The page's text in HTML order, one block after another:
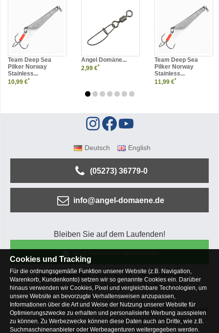
Team Deep Sea
Pilker Norway
Stainless...
10,99 €*
Angel Domäne...
2,99 €*
Team Deep Sea
Pilker Norway
Stainless...
11,99 €*
Deutsch English
(05273) 36779-0
info@angel-domaene.de
Bleiben Sie auf dem Laufenden!
Kundenservice Mein Konto
Versandkosten
Zahlungsarten
Rücksendung
Kaufberatung
Häufige Fragen
Über uns
Unternehmen Blog Jobs & Praktika
Facebook
Osterfeldsee
Archiv Sitemap
Kontaktformular
Cookies und Tracking
Für die ordnungsgemäße Funktion unserer Website (z.B. Navigation,
Warenkorb, Kundenkonto) setzen wir so genannte Cookies ein. Darüber
hinaus verwenden wir Cookies, Pixel und vergleichbare Technologien, um
unsere Website an bevorzugte Verhaltensweisen anzupassen,
Informationen über die Art und Weise der Nutzung unserer Website für
Optimierungszwecke zu erhalten und personalisierte Werbung ausspielen
zu können. Zu Werbezwecke können diese Daten auch an Dritte, wie z.B.
Suchmaschinenanbieter oder Werbeagenturen weitergegeben werden.